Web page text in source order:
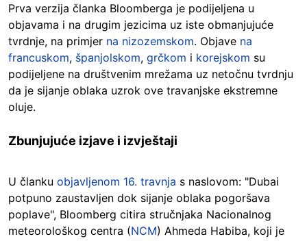
Prva verzija članka Bloomberga je podijeljena u
objavama i na drugim jezicima uz iste obmanjujuće
tvrdnje, na primjer na nizozemskom. Objave na
francuskom, španjolskom, grčkom i korejskom su
podijeljene na društvenim mrežama uz netočnu tvrdnju
da je sijanje oblaka uzrok ove travanjske ekstremne
oluje.
Zbunjujuće izjave i izvještaji
U članku objavljenom 16. travnja s naslovom: "Dubai
potpuno zaustavljen dok sijanje oblaka pogoršava
poplave", Bloomberg citira stručnjaka Nacionalnog
meteorološkog centra (NCM) Ahmeda Habiba, koji je